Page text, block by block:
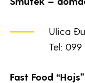
Ulica
Tel:
Fast Food “Hojs”